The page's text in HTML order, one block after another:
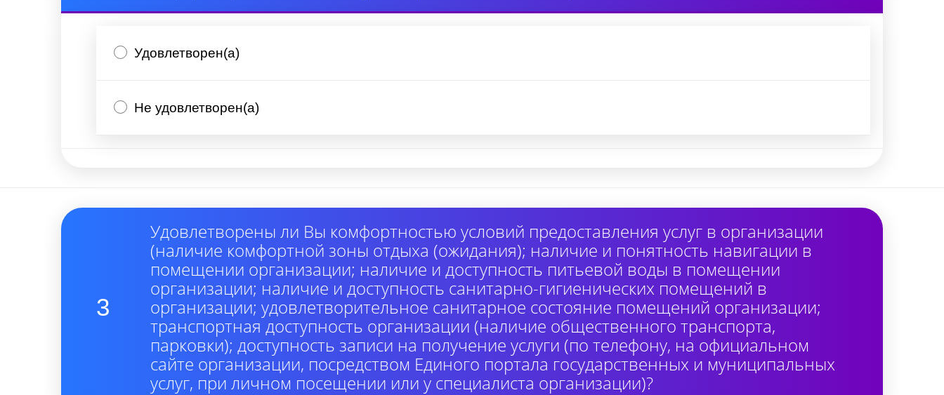
Удовлетворен(а)
Не удовлетворен(а)
3
Удовлетворены ли Вы комфортностью условий предоставления услуг в организации
(наличие комфортной зоны отдыха (ожидания); наличие и понятность навигации в
помещении организации; наличие и доступность питьевой воды в помещении
организации; наличие и доступность санитарно-гигиенических помещений в
организации; удовлетворительное санитарное состояние помещений организации;
транспортная доступность организации (наличие общественного транспорта,
парковки); доступность записи на получение услуги (по телефону, на официальном
сайте организации, посредством Единого портала государственных и муниципальных
услуг, при личном посещении или у специалиста организации)?